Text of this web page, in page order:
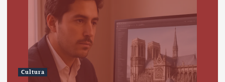
Cultura